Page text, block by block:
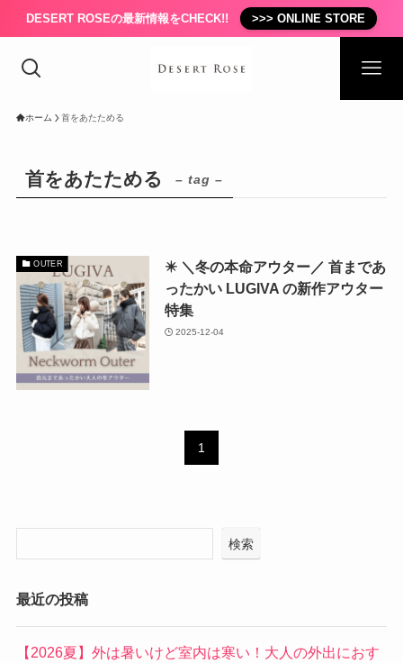
DESERT ROSEの最新情報をCHECK!! >>> ONLINE STORE
ホーム 首をあたためる
首をあたためる – tag –
OUTER
✴️ ＼冬の本命アウター／ 首まであ
ったかい LUGIVA の新作アウター
特集
2025-12-04
1
検索
最近の投稿
【2026夏】外は暑いけど室内は寒い！大人の外出におす